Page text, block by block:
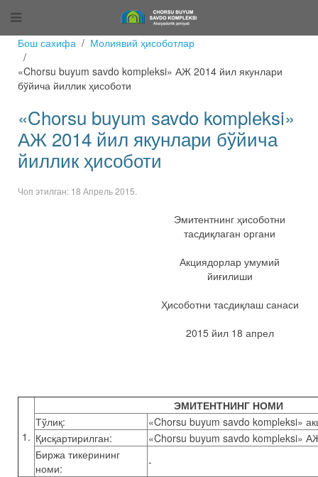
Бош сахифа
Молиявий ҳисоботлар
«Chorsu buyum savdo komplеksi» АЖ 2014 йил якунлари
бўйича йиллик ҳисоботи
«Chorsu buyum savdo komplеksi»
АЖ 2014 йил якунлари бўйича
йиллик ҳисоботи
Чоп этилган: 18 Апрель 2015
Эмитентнинг ҳисоботни
тасдиқлаган органи
Акциядорлар умумий
йиғилиши
Ҳисоботни тасдиқлаш санаси
2015 йил 18 апрел
1.
ЭМИТЕНТНИНГ НОМИ
Тўлиқ:
«Chorsu buyum savdo komplеksi»
Қисқартирилган:
«Chorsu buyum savdo komplеksi»
Биржа тикерининг
номи:
-